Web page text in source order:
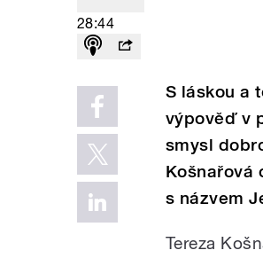
28:44
S láskou a
výpověď v
smysl
Košnařová
s názvem
Tereza